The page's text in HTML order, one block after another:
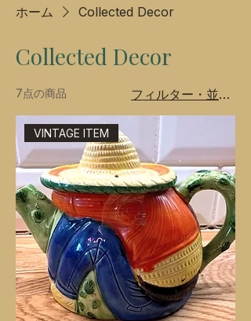
ホーム Collected Decor
Collected Decor
7点の商品 フィルター・並び替え
VINTAGE ITEM